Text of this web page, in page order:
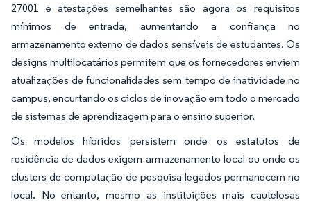
27001 e atestações semelhantes são agora os requisitos
mínimos de entrada, aumentando a confiança no
armazenamento externo de dados sensíveis de estudantes. Os
designs multilocatários permitem que os fornecedores enviem
atualizações de funcionalidades sem tempo de inatividade no
campus, encurtando os ciclos de inovação em todo o mercado
de sistemas de aprendizagem para o ensino superior.
Os modelos híbridos persistem onde os estatutos de
residência de dados exigem armazenamento local ou onde os
clusters de computação de pesquisa legados permanecem no
local. No entanto, mesmo as instituições mais cautelosas